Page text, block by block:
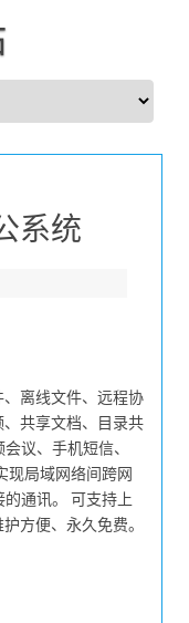
系统
离线文件、远程协
共享文档、目录共
议、手机短信、
现局域网络间跨网
的通讯。 可支持上
方便、永久免费。